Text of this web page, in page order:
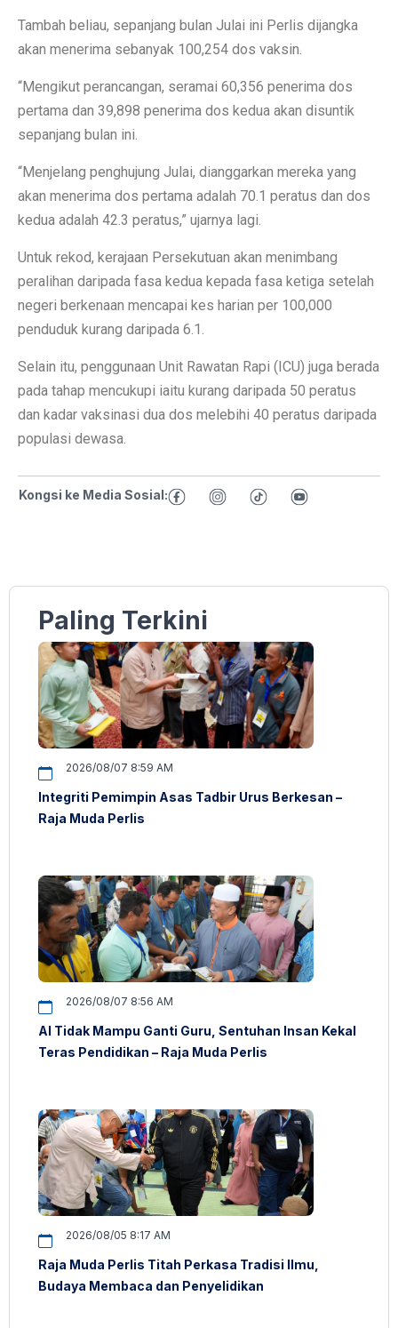
Tambah beliau, sepanjang bulan Julai ini Perlis dijangka
akan menerima sebanyak 100,254 dos vaksin.
“Mengikut perancangan, seramai 60,356 penerima dos
pertama dan 39,898 penerima dos kedua akan disuntik
sepanjang bulan ini.
“Menjelang penghujung Julai, dianggarkan mereka yang
akan menerima dos pertama adalah 70.1 peratus dan dos
kedua adalah 42.3 peratus,” ujarnya lagi.
Untuk rekod, kerajaan Persekutuan akan menimbang
peralihan daripada fasa kedua kepada fasa ketiga setelah
negeri berkenaan mencapai kes harian per 100,000
penduduk kurang daripada 6.1.
Selain itu, penggunaan Unit Rawatan Rapi (ICU) juga berada
pada tahap mencukupi iaitu kurang daripada 50 peratus
dan kadar vaksinasi dua dos melebihi 40 peratus daripada
populasi dewasa.
Kongsi ke Media Sosial:
Paling Terkini
2026/08/07 8:59 AM
Integriti Pemimpin Asas Tadbir Urus Berkesan –
Raja Muda Perlis
2026/08/07 8:56 AM
AI Tidak Mampu Ganti Guru, Sentuhan Insan Kekal
Teras Pendidikan – Raja Muda Perlis
2026/08/05 8:17 AM
Raja Muda Perlis Titah Perkasa Tradisi Ilmu,
Budaya Membaca dan Penyelidikan